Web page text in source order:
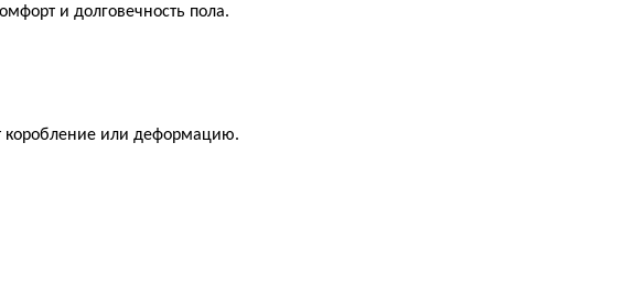
и долговечность пола.
коробление или деформацию.